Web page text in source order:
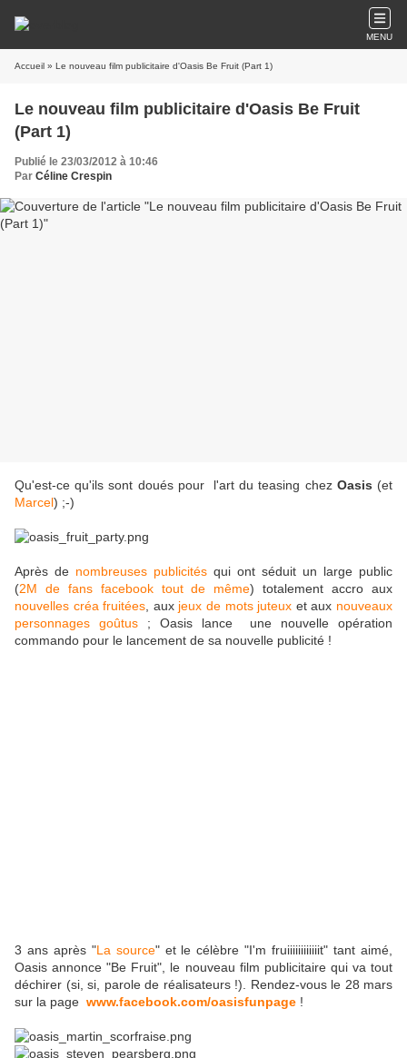
MENU
Accueil » Le nouveau film publicitaire d'Oasis Be Fruit (Part 1)
Le nouveau film publicitaire d'Oasis Be Fruit
(Part 1)
Publié le 23/03/2012 à 10:46
Par Céline Crespin
Qu'est-ce qu'ils sont doués pour l'art du teasing chez Oasis (et
Marcel) ;-)
Après de nombreuses publicités qui ont séduit un large public
(2M de fans facebook tout de même) totalement accro aux
nouvelles créa fruitées , aux jeux de mots juteux et aux nouveaux
personnages goûtus; Oasis lance une nouvelle opération
commando pour le lancement de sa nouvelle publicité !
3 ans après "La source" et le célèbre "I'm fruiiiiiiiiiiiit" tant aimé,
Oasis annonce "Be Fruit", le nouveau film publicitaire qui va tout
déchirer (si, si, parole de réalisateurs !). Rendez-vous le 28 mars
sur la page www.facebook.com/oasisfunpage !